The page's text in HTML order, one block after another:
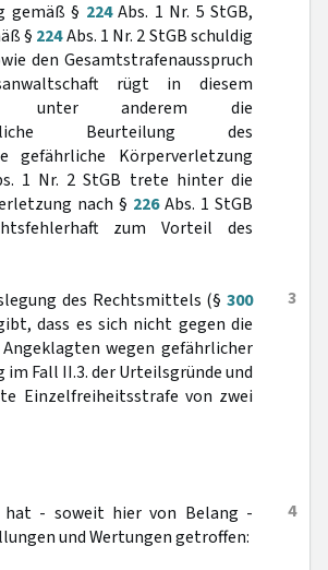
gemäß § 224Abs. 1 Nr. 5 StGB,
§ 224Abs. 1 Nr. 2 StGB schuldig
den Gesamtstrafenausspruch
rügt in diesem
unter anderem die
Beurteilung des
gefährliche Körperverletzung
1 Nr. 2 StGB trete hinter die
nach § 226Abs. 1 StGB
zum Vorteil des
3
des Rechtsmittels (§ 300
dass es sich nicht gegen die
wegen gefährlicher
Fall II.3. der Urteilsgründe und
Einzelfreiheitsstrafe von zwei
4
hat - soweit hier von Belang -
und Wertungen getroffen: